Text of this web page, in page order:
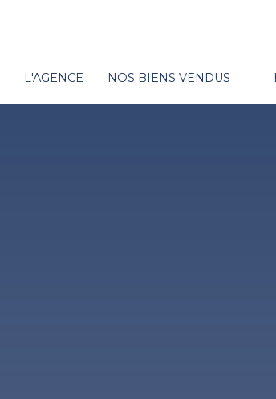
L'AGENCE NOS BIENS VENDUS